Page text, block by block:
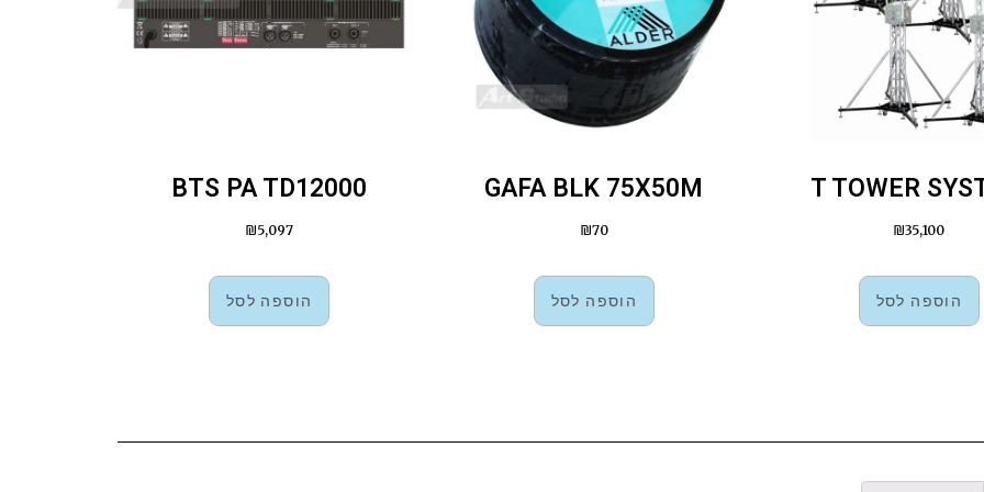
T TOWER
₪35,100
הוספה לסל
GAFA BLK 75X50M
₪70
הוספה לסל
BTS PA TD12000
₪5,097
הוספה לסל